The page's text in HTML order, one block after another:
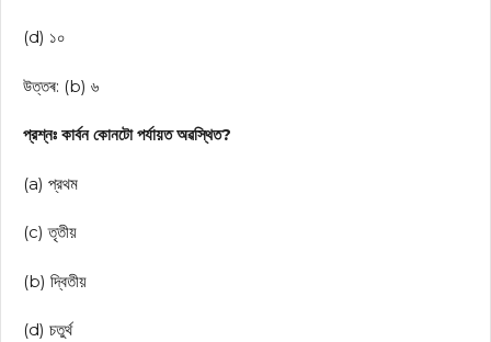
(d) ১০
উত্তৰ: (b) ৬
প্রশ্নঃ কার্বন কোনটো পর্যায়ত অৱস্থিত?
(a) প্রথম
(c) তৃতীয়
(b) দ্বিতীয়
(d) চতুর্থ